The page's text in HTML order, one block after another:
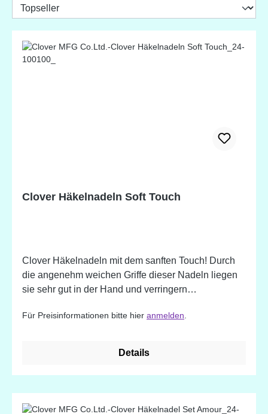
Clover Häkelnadeln Soft Touch
Clover Häkelnadeln mit dem sanften Touch! Durch
die angenehm weichen Griffe dieser Nadeln liegen
sie sehr gut in der Hand und verringern
Häkeln.
Für Preisinformationen bitte hier anmelden
Details